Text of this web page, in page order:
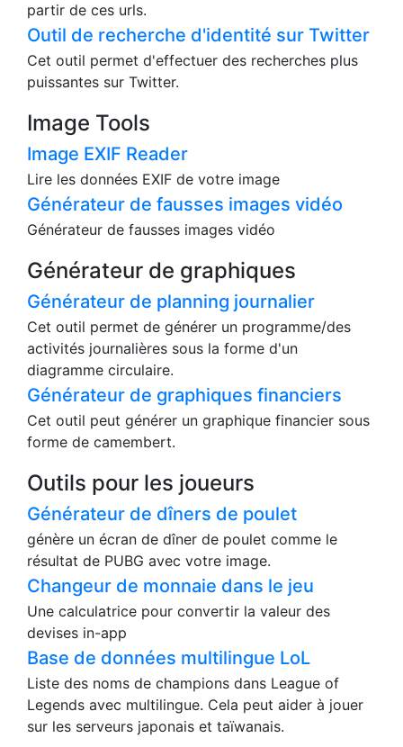
partir de ces urls.
Outil de recherche d'identité sur Twitter
Cet outil permet d'effectuer des recherches plus
puissantes sur Twitter.
Image Tools
Image EXIF Reader
Lire les données EXIF de votre image
Générateur de fausses images vidéo
Générateur de fausses images vidéo
Générateur de graphiques
Générateur de planning journalier
Cet outil permet de générer un programme/des
activités journalières sous la forme d'un
diagramme circulaire.
Générateur de graphiques financiers
Cet outil peut générer un graphique financier sous
forme de camembert.
Outils pour les joueurs
Générateur de dîners de poulet
génère un écran de dîner de poulet comme le
résultat de PUBG avec votre image.
Changeur de monnaie dans le jeu
Une calculatrice pour convertir la valeur des
devises in-app
Base de données multilingue LoL
Liste des noms de champions dans League of
Legends avec multilingue. Cela peut aider à jouer
sur les serveurs japonais et taïwanais.